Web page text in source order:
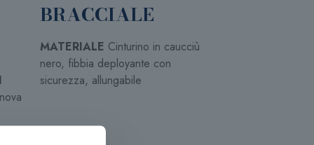
BRACCIALE
MATERIALE Cinturino in caucciù
nero, fibbia deployante con
sicurezza, allungabile